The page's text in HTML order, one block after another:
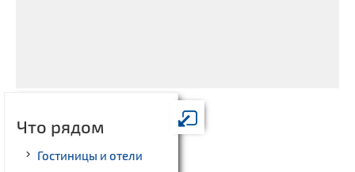
Что рядом
Гостиницы и отели